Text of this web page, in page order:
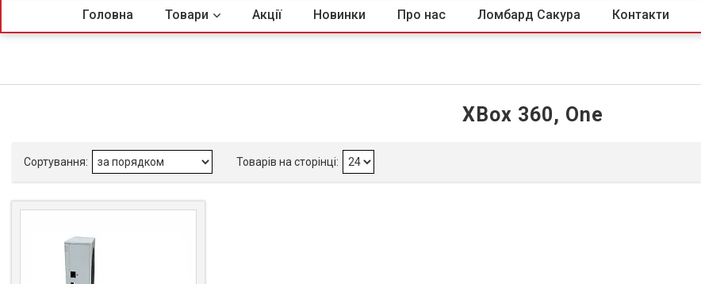
Головна Товари Акції Новинки Про нас Ломбард Сакура Контакти
XBox 360, One